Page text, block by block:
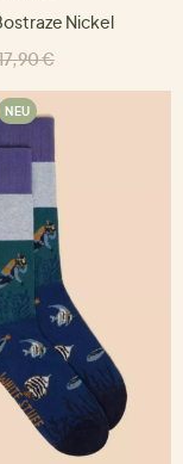
Nickel
€
NEU